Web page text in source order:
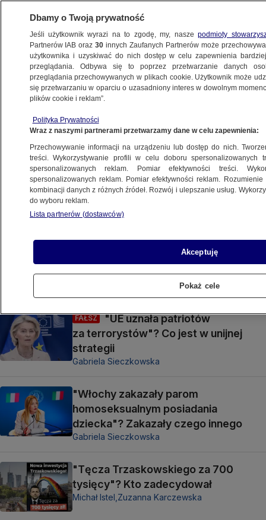
KONKRET24
LGBT
FAŁSZ
Dziecko wyrzuciło tęczową
flagę? Czego nie mówią politycy PiS
Gabriela Sieczkowska
Transkrypcja małżeństw "nie daje im
nic"? Argumenty kontra polityczna gra
Michał Istel
Ministra nie wie, czy geje
i lesbijki mogą się w Polsce rozwodzić.
My sprawdziliśmy
FAŁSZ
"UE uznała patriotów
za terrorystów"? Co jest w unijnej
strategii
Gabriela Sieczkowska
"Włochy zakazały parom
homoseksualnym posiadania
dziecka"? Zakazały czego innego
Gabriela Sieczkowska
"Tęcza Trzaskowskiego za 700
tysięcy"? Kto zadecydował
Michał Istel, Zuzanna Karczewska
Dbamy o Twoją prywatność
Jeśli użytkownik wyrazi na to zgodę, my, naszepodmioty
Partnerów IAB oraz30 innych Zaufanych Partnerów może
użytkownika i uzyskiwać do nich dostęp w celu zapewnienia
przeglądania. Odbywa się to poprzez przetwarzanie danych
przeglądania przechowywanych w plikach cookie. Użytkownik może
się przetwarzaniu w oparciu o uzasadniony interes w dowolnym
plików cookie i reklam”.
Polityka Prywatności
Wraz z naszymi partnerami przetwarzamy dane w celu zapewnienia:
Przechowywanie informacji na urządzeniu lub dostęp do nich.
treści. Wykorzystywanie profili w celu doboru spersonalizowanych
spersonalizowanych reklam. Pomiar efektywności treści.
spersonalizowanych reklam. Pomiar efektywności reklam.
kombinacji danych z różnych źródeł. Rozwój i ulepszanie usług.
do wyboru reklam.
Lista partnerów (dostawców)
Akceptuję
Pokaż cele